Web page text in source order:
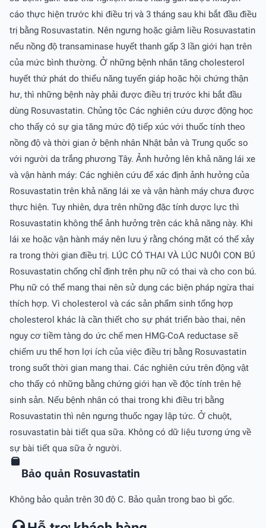
cáo thực hiện trước khi điều trị và 3 tháng sau khi bắt đầu điều
trị bằng Rosuvastatin. Nên ngưng hoặc giảm liều Rosuvastatin
nếu nồng độ transaminase huyết thanh gấp 3 lần giới hạn trên
của mức bình thường. Ở những bệnh nhân tăng cholesterol
huyết thứ phát do thiểu năng tuyến giáp hoặc hội chứng thận
hư, thì những bệnh này phải được điều trị trước khi bắt đầu
dùng Rosuvastatin. Chủng tộc Các nghiên cứu dược động học
cho thấy có sự gia tăng mức độ tiếp xúc với thuốc tính theo
nồng độ và thời gian ở bệnh nhân Nhật bản và Trung quốc so
với người da trắng phương Tây. Ảnh hưởng lên khả năng lái xe
và vận hành máy: Các nghiên cứu để xác định ảnh hưởng của
Rosuvastatin trên khả năng lái xe và vận hành máy chưa được
thực hiện. Tuy nhiên, dựa trên những đặc tính dược lực thì
Rosuvastatin không thể ảnh hưởng trên các khả năng này. Khi
lái xe hoặc vận hành máy nên lưu ý rằng chóng mặt có thể xảy
ra trong thời gian điều trị. LÚC CÓ THAI VÀ LÚC NUÔI CON BÚ
Rosuvastatin chống chỉ định trên phụ nữ có thai và cho con bú.
Phụ nữ có thể mang thai nên sử dụng các biện pháp ngừa thai
thích hợp. Vì cholesterol và các sản phẩm sinh tổng hợp
cholesterol khác là cần thiết cho sự phát triển bào thai, nên
nguy cơ tiềm tàng do ức chế men HMG-CoA reductase sẽ
chiếm ưu thế hơn lợi ích của việc điều trị bằng Rosuvastatin
trong suốt thời gian mang thai. Các nghiên cứu trên động vật
cho thấy có những bằng chứng giới hạn về độc tính trên hệ
sinh sản. Nếu bệnh nhân có thai trong khi điều trị bằng
Rosuvastatin thì nên ngưng thuốc ngay lập tức. Ở chuột,
rosuvastatin bài tiết qua sữa. Không có dữ liệu tương ứng về
sự bài tiết qua sữa ở người.
Bảo quản Rosuvastatin
Không bảo quản trên 30 độ C. Bảo quản trong bao bì gốc.